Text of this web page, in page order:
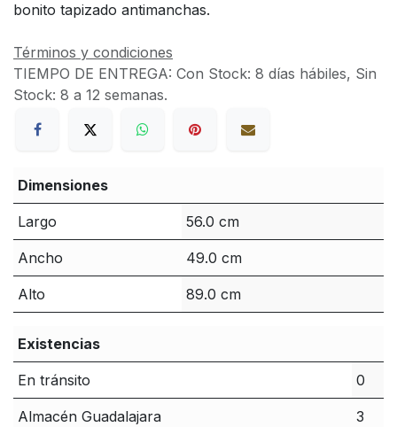
bonito tapizado antimanchas.
Términos y condiciones
TIEMPO DE ENTREGA: Con Stock: 8 días hábiles, Sin
Stock: 8 a 12 semanas.
Dimensiones
Largo 56.0 cm
Ancho 49.0 cm
Alto 89.0 cm
Existencias
En tránsito 0
Almacén Guadalajara 3